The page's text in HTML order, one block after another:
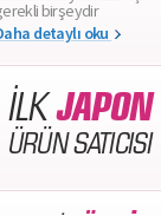
birşeydir
detaylı oku
İLKJAPON
ÜRÜN SATICISI